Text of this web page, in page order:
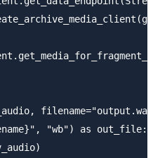
"wb") as out_file: